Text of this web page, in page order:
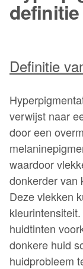
Definitie
verwijst naar
door een
waardoor
donkerder van
Deze vlekken
huidtinten
donkere huid
huidprobleem